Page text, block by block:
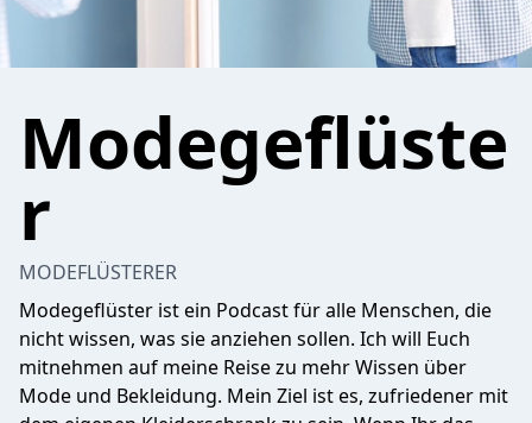
Modegeflüste
r
MODEFLÜSTERER
Modegeflüster ist ein Podcast für alle Menschen, die
nicht wissen, was sie anziehen sollen. Ich will Euch
mitnehmen auf meine Reise zu mehr Wissen über
Mode und Bekleidung. Mein Ziel ist es, zufriedener mit